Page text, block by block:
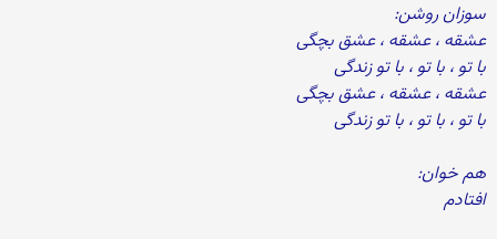
سوزان روشن:
عشقه ، عشقه ، عشق بچگی
با تو ، با تو ، با تو زندگی
عشقه ، عشقه ، عشق بچگی
با تو ، با تو ، با تو زندگی
هم خوان:
افتادم